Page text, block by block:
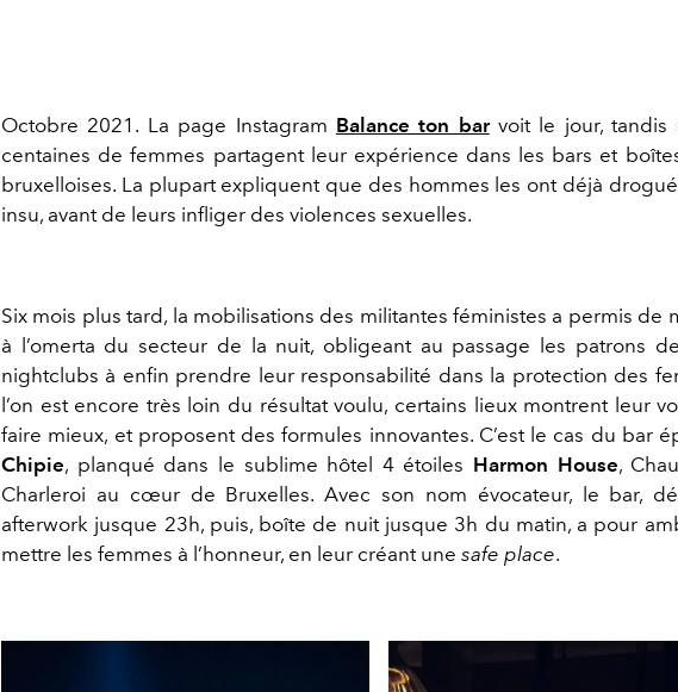
Octobre 2021. La page Instagram Balance ton barvoit le jour, tandis
centaines de femmes partagent leur expérience dans les bars et
bruxelloises. La plupart expliquent que des hommes les ont déjà
insu, avant de leurs infliger des violences sexuelles.
Six mois plus tard, la mobilisations des militantes féministes a permis de
à l’omerta du secteur de la nuit, obligeant au passage les patrons
nightclubs à enfin prendre leur responsabilité dans la protection des
l’on est encore très loin du résultat voulu, certains lieux montrent leur
faire mieux, et proposent des formules innovantes. C’est le cas du bar
Chipie, planqué dans le sublime hôtel 4 étoiles Harmon House,
Charleroi au cœur de Bruxelles. Avec son nom évocateur, le bar,
afterwork jusque 23h, puis, boîte de nuit jusque 3h du matin, a pour
mettre les femmes à l’honneur, en leur créant une safe place.